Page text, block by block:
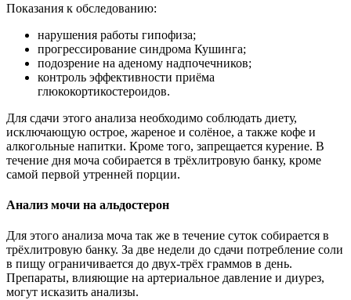
Показания к обследованию:
нарушения работы гипофиза;
прогрессирование синдрома Кушинга;
подозрение на аденому надпочечников;
контроль эффективности приёма
глюкокортикостероидов.
Для сдачи этого анализа необходимо соблюдать диету,
исключающую острое, жареное и солёное, а также кофе и
алкогольные напитки. Кроме того, запрещается курение. В
течение дня моча собирается в трёхлитровую банку, кроме
самой первой утренней порции.
Анализ мочи на альдостерон
Для этого анализа моча так же в течение суток собирается в
трёхлитровую банку. За две недели до сдачи потребление соли
в пищу ограничивается до двух-трёх граммов в день.
Препараты, влияющие на артериальное давление и диурез,
могут исказить анализы.